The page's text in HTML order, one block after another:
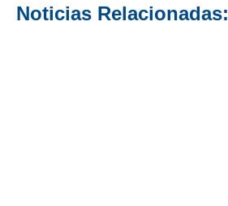
Noticias Relacionadas: